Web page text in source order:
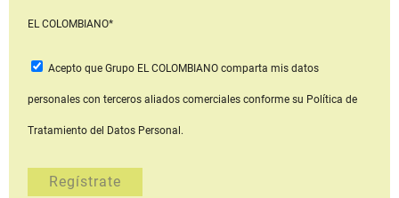
EL COLOMBIANO*
Acepto que Grupo EL COLOMBIANOcomparta mis datos
personales con terceros aliados comerciales conforme su Política de
Tratamiento del Datos Personal.